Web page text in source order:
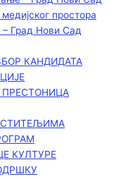
простора
– Град Нови Сад
КАНДИДАТА
ПРЕСТОНИЦА
КУЛТУРЕ